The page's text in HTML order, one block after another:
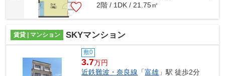
2階 / 1DK / 21.75㎡
賃貸 | マンション SKYマンション
敷0
3.7万円
近鉄難波・奈良線 「富雄 」駅 徒歩2分